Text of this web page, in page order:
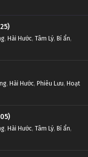
, Hài Hước, Tâm Lý, Bí ẩn,
, Hài Hước, Phiêu Lưu, Hoạt
, Hài Hước, Tâm Lý, Bí ẩn,